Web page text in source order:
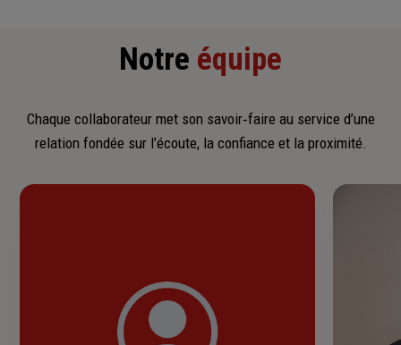
Notre équipe
Chaque collaborateur met son savoir‑faire au service d’une
relation fondée sur l’écoute, la confiance et la proximité.